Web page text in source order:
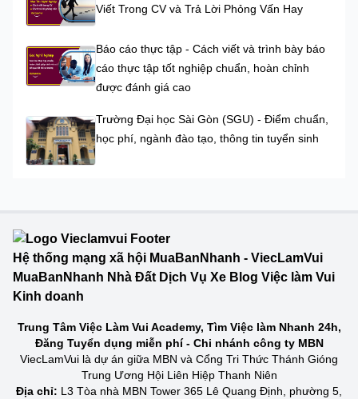
Viết Trong CV và Trả Lời Phỏng Vấn Hay
Báo cáo thực tập - Cách viết và trình bày báo
cáo thực tập tốt nghiệp chuẩn, hoàn chỉnh
được đánh giá cao
Trường Đại học Sài Gòn (SGU) - Điểm chuẩn,
học phí, ngành đào tạo, thông tin tuyển sinh
Hệ thống mạng xã hội MuaBanNhanh - ViecLamVui
MuaBanNhanh Nhà Đất Dịch Vụ Xe Blog Việc làm Vui
Kinh doanh
Trung Tâm Việc Làm Vui Academy, Tìm Việc làm Nhanh 24h,
Đăng Tuyển dụng miễn phí - Chi nhánh công ty MBN
ViecLamVui là dự án giữa MBN và Cổng Tri Thức Thánh Gióng
Trung Ương Hội Liên Hiệp Thanh Niên
Địa chỉ: L3 Tòa nhà MBN Tower 365 Lê Quang Định, phường 5,